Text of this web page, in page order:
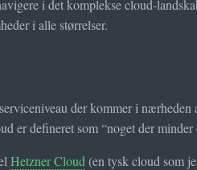
i det komplekse cloud-
i alle størrelser.
der kommer i
er defineret som “noget der
Hetzner Cloud (en tysk cloud som